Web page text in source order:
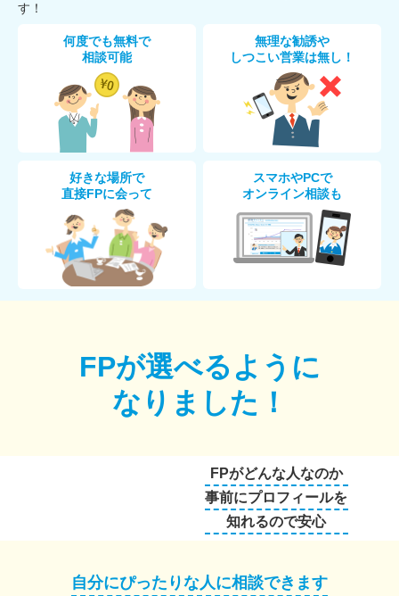
す！
何度でも無料で
相談可能
無理な勧誘や
しつこい営業は無し！
好きな場所で
直接FPに会って
スマホやPCで
オンライン相談も
FPが選べるように
なりました！
FPがどんな人なのか
事前にプロフィールを
知れるので安心
自分にぴったりな人に相談できます